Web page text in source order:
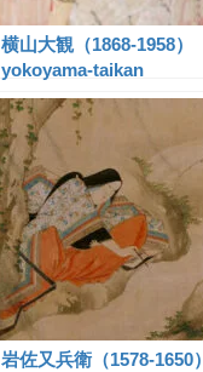
横山大観（1868-1958）
yokoyama-taikan
岩佐又兵衛（1578-1650）